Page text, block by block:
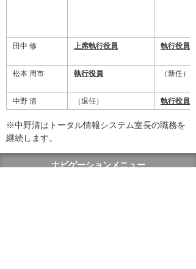
田中 修 上席執行役員 執行役員
松本 周市 執行役員 （新任）
中野 清 （退任） 執行役員
※中野清はトータル情報システム室長の職務を
継続します。
ナビゲーションメニュー